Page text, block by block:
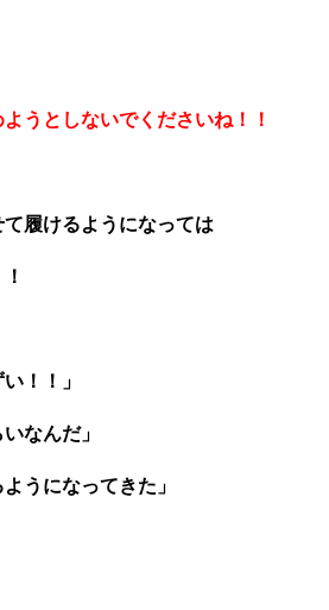
うとしないでくださいね！！
履けるようになっては
！！」
なんだ」
うになってきた」